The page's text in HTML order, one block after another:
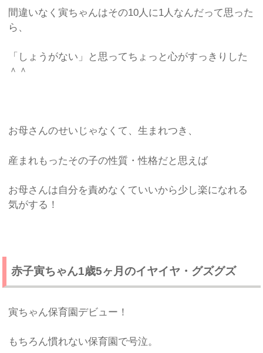
間違いなく寅ちゃんはその10人に1人なんだって思った
ら、
「しょうがない」と思ってちょっと心がすっきりした
＾＾
お母さんのせいじゃなくて、生まれつき、
産まれもったその子の性質・性格だと思えば
お母さんは自分を責めなくていいから少し楽になれる
気がする！
赤子寅ちゃん1歳5ヶ月のイヤイヤ・グズグズ
寅ちゃん保育園デビュー！
もちろん慣れない保育園で号泣。